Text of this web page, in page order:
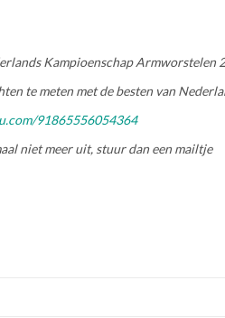
Kampioenschap Armworstelen
te meten met de besten van
91865556054364
niet meer uit, stuur dan een mailtje